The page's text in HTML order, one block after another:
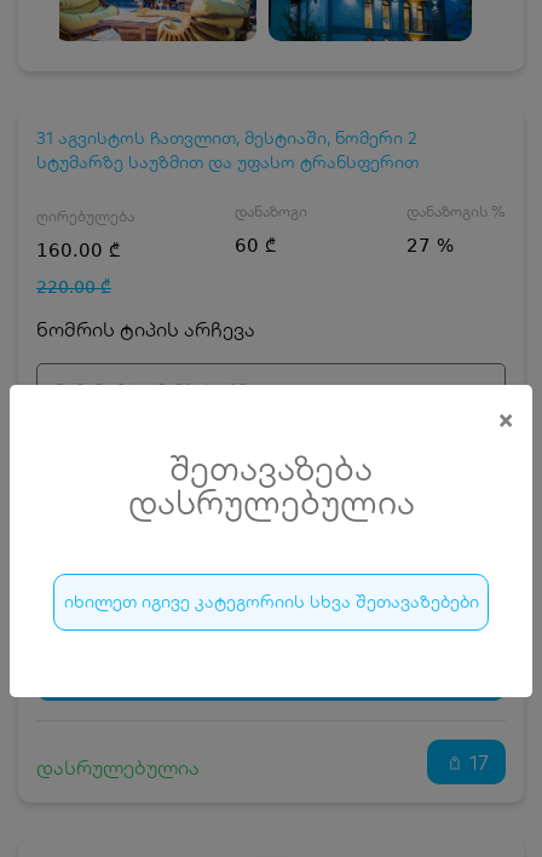
×
შეთავაზება
დასრულებულია
იხილეთ იგივე კატეგორიის სხვა შეთავაზებები
31 აგვისტოს ჩათვლით, მესტიაში, ნომერი 2
სტუმარზე საუზმით და უფასო ტრანსფერით
ღირებულება
160.00 ₾
220.00 ₾
დანაზოგი
60 ₾
დანაზოგის %
27 %
ნომრის ტიპის არჩევა
ნომერი 2 სტუმარზე საუზმით
სრული ღირებულების გადახდა 175₾
კვება
0 ₾
დასრულებულია 17